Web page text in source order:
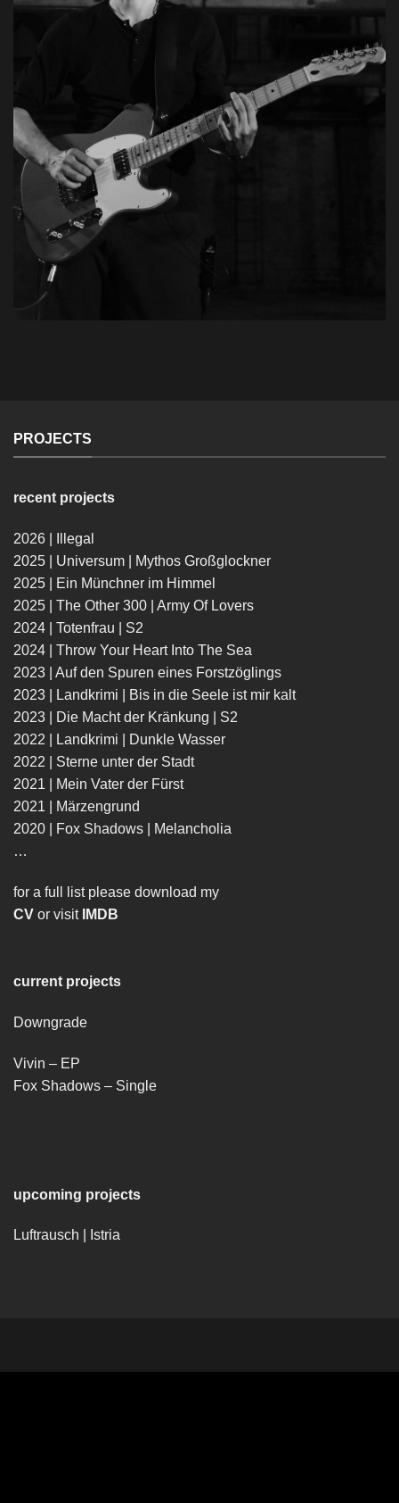
PROJECTS
recent projects
2026 | Illegal
2025 | Universum | Mythos Großglockner
2025 | Ein Münchner im Himmel
2025 | The Other 300 | Army Of Lovers
2024 | Totenfrau | S2
2024 | Throw Your Heart Into The Sea
2023 | Auf den Spuren eines Forstzöglings
2023 | Landkrimi | Bis in die Seele ist mir kalt
2023 | Die Macht der Kränkung | S2
2022 | Landkrimi | Dunkle Wasser
2022 | Sterne unter der Stadt
2021 | Mein Vater der Fürst
2021 | Märzengrund
2020 | Fox Shadows | Melancholia
…
for a full list please download my
CV or visit IMDB
current projects
Downgrade
Vivin – EP
Fox Shadows – Single
upcoming projects
Luftrausch | Istria